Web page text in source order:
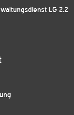
LG 2.2